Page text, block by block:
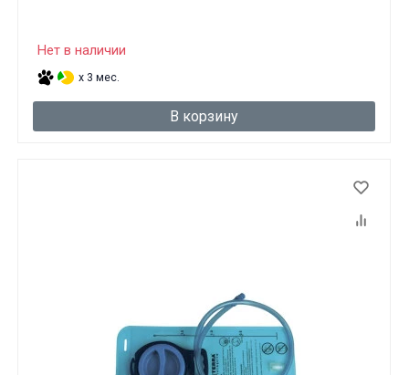
Нет в наличии
x 3 мес.
В корзину